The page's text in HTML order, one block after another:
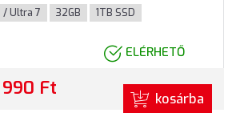
garancia
/ Ultra 7 32GB 1TB SSD
ELÉRHETŐ
Ft kosárba